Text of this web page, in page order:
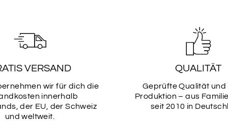
13
15
VERSAND
wir für dich die
innerhalb
der EU, der Schweiz
und weltweit.
QUALITÄT
Geprüfte Qualität und
Produktion – aus
seit 2010 in